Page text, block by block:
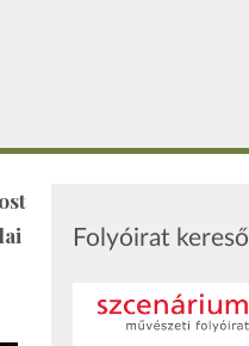
Folyóirat kereső